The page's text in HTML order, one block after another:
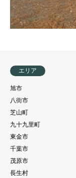
エリア
旭市
八街市
芝山町
九十九里町
東金市
千葉市
茂原市
長生村